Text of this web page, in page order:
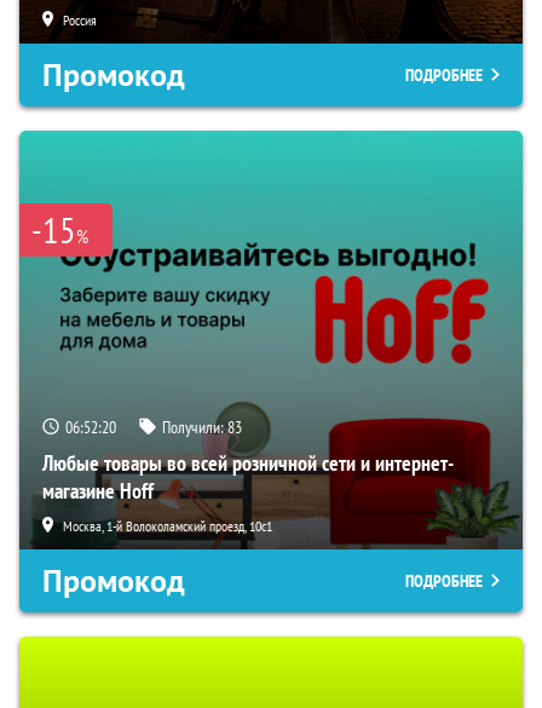
Россия
Промокод ПОДРОБНЕЕ
-15%
06:52:19 Получили:83
Любые товары во всей розничной сети и интернет-
магазине Hoff
Москва, 1-й Волоколамский проезд, 10с1
Промокод ПОДРОБНЕЕ